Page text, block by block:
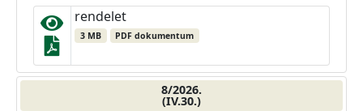
rendelet
3 MB PDF dokumentum
8/2026.
(IV.30.)